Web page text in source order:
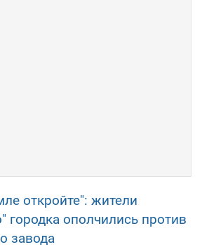
откройте": жители
городка ополчились против
завода